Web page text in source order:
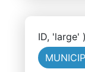
ID, 'large'